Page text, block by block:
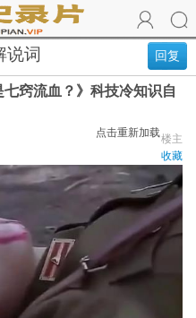
回复
说词
七窍流血？》科技冷知识自
点击重新加载楼主
收藏